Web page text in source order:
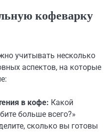
кофеварку
учитывать несколько
аспектов, на которые
в кофе: Какой
больше всего?»
сколько вы готовы